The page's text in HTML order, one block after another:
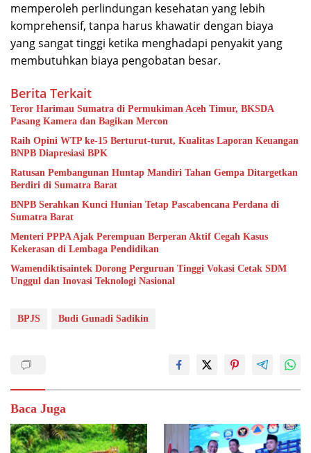
memperoleh perlindungan kesehatan yang lebih
komprehensif, tanpa harus khawatir dengan biaya
yang sangat tinggi ketika menghadapi penyakit yang
membutuhkan biaya pengobatan besar.
Berita Terkait
Teror Harimau Sumatra di Permukiman Aceh Timur, BKSDA
Pasang Kamera dan Bagikan Mercon
Raih Opini WTP ke-15 Berturut-turut, Kualitas Laporan Keuangan
BNPB Diapresiasi BPK
Ratusan Pembangunan Huntap Mandiri Tahan Gempa Ditargetkan
Berdiri di Sumatra Barat
BNPB Serahkan Kunci Hunian Tetap Pascabencana Perdana di
Sumatra Barat
Menteri PPPA Ajak Perempuan Berperan Aktif Cegah Kasus
Kekerasan di Lembaga Pendidikan
Wamendiktisaintek Dorong Perguruan Tinggi Vokasi Cetak SDM
Unggul dan Inovasi Teknologi Nasional
BPJS Budi Gunadi Sadikin
Baca Juga